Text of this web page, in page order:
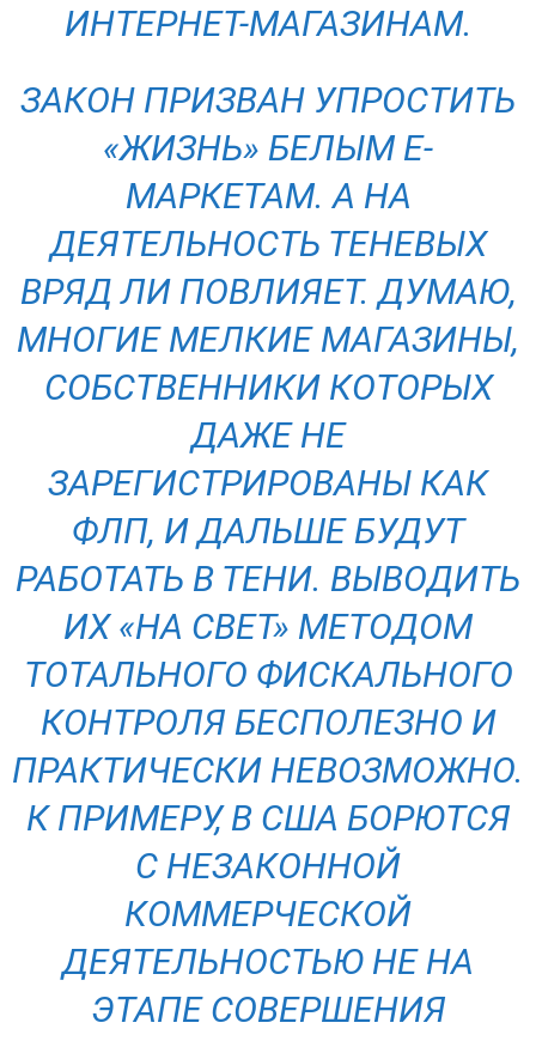
ИНТЕРНЕТ-МАГАЗИНАМ.
ЗАКОН ПРИЗВАН УПРОСТИТЬ
«ЖИЗНЬ» БЕЛЫМ Е-
МАРКЕТАМ. А НА
ДЕЯТЕЛЬНОСТЬ ТЕНЕВЫХ
ВРЯД ЛИ ПОВЛИЯЕТ. ДУМАЮ,
МНОГИЕ МЕЛКИЕ МАГАЗИНЫ,
СОБСТВЕННИКИ КОТОРЫХ
ДАЖЕ НЕ
ЗАРЕГИСТРИРОВАНЫ КАК
ФЛП, И ДАЛЬШЕ БУДУТ
РАБОТАТЬ В ТЕНИ. ВЫВОДИТЬ
ИХ «НА СВЕТ» МЕТОДОМ
ТОТАЛЬНОГО ФИСКАЛЬНОГО
КОНТРОЛЯ БЕСПОЛЕЗНО И
ПРАКТИЧЕСКИ НЕВОЗМОЖНО.
К ПРИМЕРУ, В США БОРЮТСЯ
С НЕЗАКОННОЙ
КОММЕРЧЕСКОЙ
ДЕЯТЕЛЬНОСТЬЮ НЕ НА
ЭТАПЕ СОВЕРШЕНИЯ